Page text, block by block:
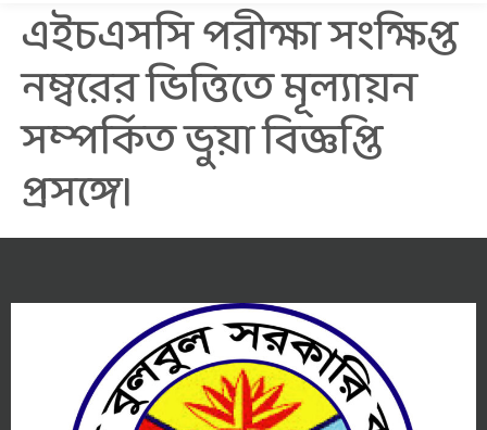
এইচএসসি পরীক্ষা সংক্ষিপ্ত
নম্বরের ভিত্তিতে মূল্যায়ন
সম্পর্কিত ভুয়া বিজ্ঞপ্তি
প্রসঙ্গে।